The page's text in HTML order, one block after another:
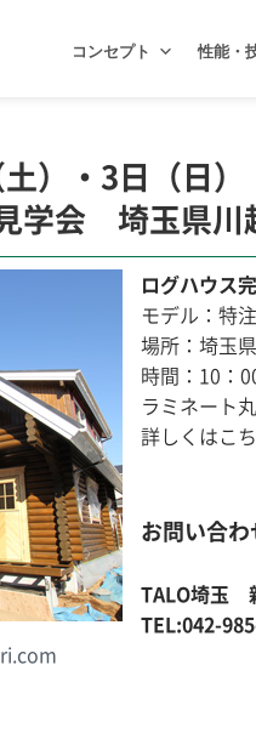
コンセプト 性能・
）・3日（日）
学会 埼玉県川
ログハウス
モデル：特注
場所：埼玉
時間：10：
ラミネート
詳しくはこ
お問い合
TALO埼玉
TEL:042-